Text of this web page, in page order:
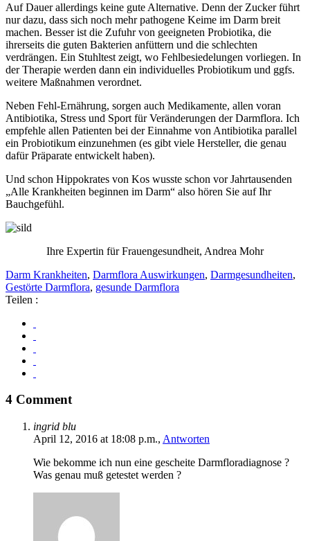
Auf Dauer allerdings keine gute Alternative. Denn der Zucker führt
nur dazu, dass sich noch mehr pathogene Keime im Darm breit
machen. Besser ist die Zufuhr von geeigneten Probiotika, die
ihrerseits die guten Bakterien anfüttern und die schlechten
verdrängen. Ein Stuhltest zeigt, wo Fehlbesiedelungen vorliegen. In
der Therapie werden dann ein individuelles Probiotikum und ggfs.
weitere Maßnahmen verordnet.
Neben Fehl-Ernährung, sorgen auch Medikamente, allen voran
Antibiotika, Stress und Sport für Veränderungen der Darmflora. Ich
empfehle allen Patienten bei der Einnahme von Antibiotika parallel
ein Probiotikum einzunehmen (es gibt viele Hersteller, die genau
dafür Präparate entwickelt haben).
Und schon Hippokrates von Kos wusste schon vor Jahrtausenden
„Alle Krankheiten beginnen im Darm“ also hören Sie auf Ihr
Bauchgefühl.
Ihre Expertin für Frauengesundheit, Andrea Mohr
Darm Krankheiten, Darmflora Auswirkungen, Darmgesundheiten,
Gestörte Darmflora, gesunde Darmflora
Teilen :
4 Comment
ingrid blu
April 12, 2016 at 18:08 p.m., Antworten
Wie bekomme ich nun eine gescheite Darmfloradiagnose ?
Was genau muß getestet werden ?